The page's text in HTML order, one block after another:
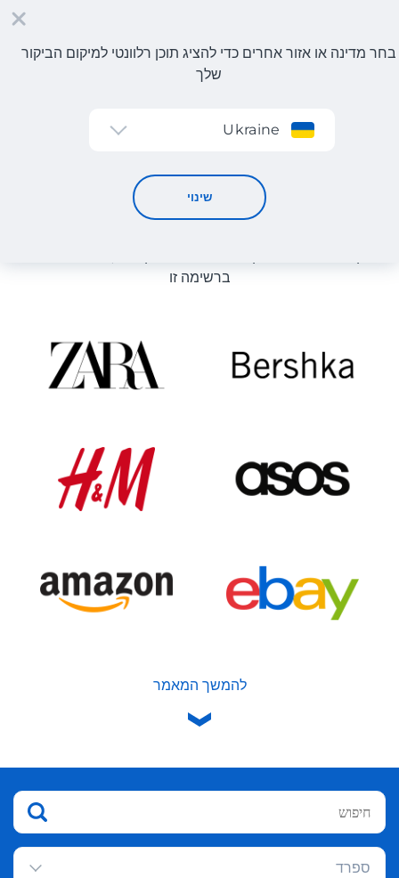
בחר מדינה או אזור אחרים כדי להציג תוכן רלוונטי למיקום הביקור
שלך
Ukraine
שינוי
קטלוג חנויות
קטלוג חנויות
ברשימה זו
להמשך המאמר
ספרד